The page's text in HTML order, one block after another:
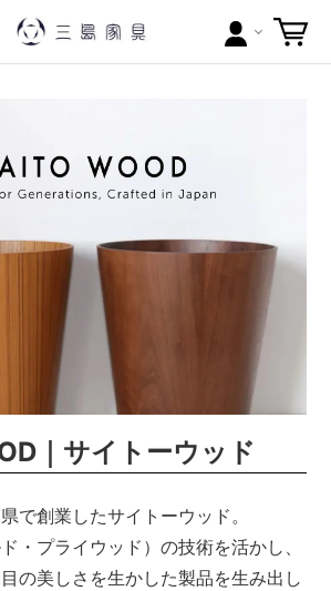
｜サイトーウッド
で創業したサイトーウッド。
・プライウッド）の技術を活かし、
の美しさを生かした製品を生み出し